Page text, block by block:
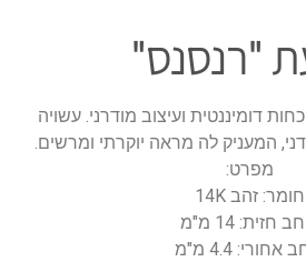
"רנסנס"
דומיננטית ועיצוב מודרני. עשויה
מפרט:
חומר: זהב 14K
חזית: 14 מ"מ
אחורי: 4.4 מ"מ